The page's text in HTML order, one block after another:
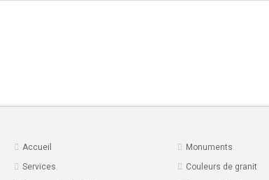
Accueil
Services
Monuments
Couleurs de granit